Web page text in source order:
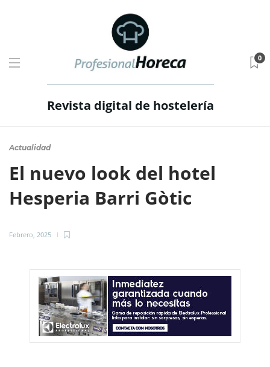
Revista digital de hostelería
0
Actualidad
El nuevo look del hotel
Hesperia Barri Gòtic
Febrero, 2025